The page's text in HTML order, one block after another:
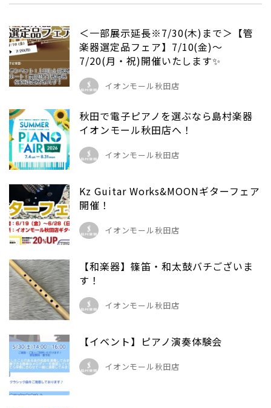
＜一部展示延長※7/30(木)まで＞【管
楽器選定品フェア】7/10(金)～
7/20(月・祝)開催いたします✨
イオンモール秋田店
秋田で電子ピアノを選ぶなら島村楽器
イオンモール秋田店へ！
イオンモール秋田店
Kz Guitar Works&MOONギターフェア
開催！
イオンモール秋田店
【和楽器】篠笛・和太鼓バチございま
す！
イオンモール秋田店
【イベント】ピアノ演奏体験会
イオンモール秋田店